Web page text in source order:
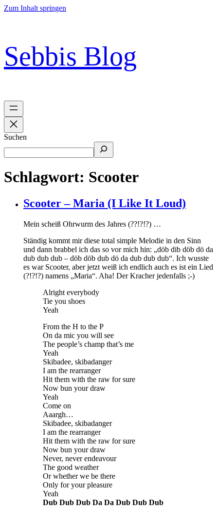
Zum Inhalt springen
Sebbis Blog
Suchen
Schlagwort: Scooter
Scooter – Maria (I Like It Loud)
Mein scheiß Ohrwurm des Jahres (??!?!?) …
Ständig kommt mir diese total simple Melodie in den Sinn
und dann brabbel ich das so vor mich hin: „döb dib döb dö da
dub dub dub – döb döb dub dö da dub dub dub“. Ich wusste
es war Scooter, aber jetzt weiß ich endlich auch es ist ein Lied
(?!?!?) namens „Maria“. Aha! Der Kracher jedenfalls ;-)
Alright everybody
Tie you shoes
Yeah
From the H to the P
On da mic you will see
The people’s champ that’s me
Yeah
Skibadee, skibadanger
I am the rearranger
Hit them with the raw for sure
Now bun your draw
Yeah
Come on
Aaargh…
Skibadee, skibadanger
I am the rearranger
Hit them with the raw for sure
Now bun your draw
Never, never endeavour
The good weather
Or whether we be there
Only for your pleasure
Yeah
Dub Dub Dub Da Da Dub Dub Dub